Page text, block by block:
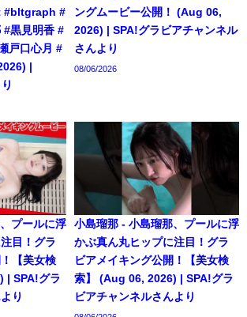
#bltgraph #
#黒見明香 #
戸口心月 #
|
ングムービー公開！ (Aug 06,
2026) | SPA!グラビアチャンネル
さんより
08/06/2026
プールに浮
目！グラ
【美女検
| SPA!グラ
り
小島瑠那 - 小島瑠那、プールに浮
かぶ真ん丸ヒップに注目！グラ
ビアメイキング公開！【美女検
索】 (Aug 06, 2026) | SPA!グラ
ビアチャンネルさんより